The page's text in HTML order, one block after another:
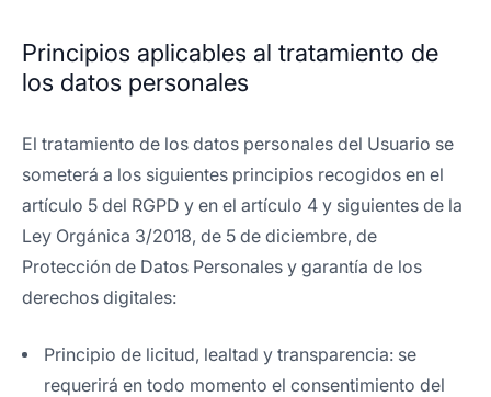
Principios aplicables al tratamiento de
los datos personales
El tratamiento de los datos personales del Usuario se
someterá a los siguientes principios recogidos en el
artículo 5 del RGPD y en el artículo 4 y siguientes de la
Ley Orgánica 3/2018, de 5 de diciembre, de
Protección de Datos Personales y garantía de los
derechos digitales:
Principio de licitud, lealtad y transparencia: se
requerirá en todo momento el consentimiento del